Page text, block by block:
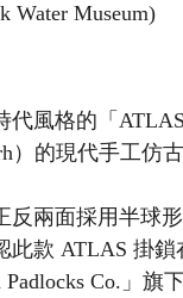
Water Museum)
風格的「
的現代手工仿
兩面採用半球
款 ATLAS 掛
Co.」